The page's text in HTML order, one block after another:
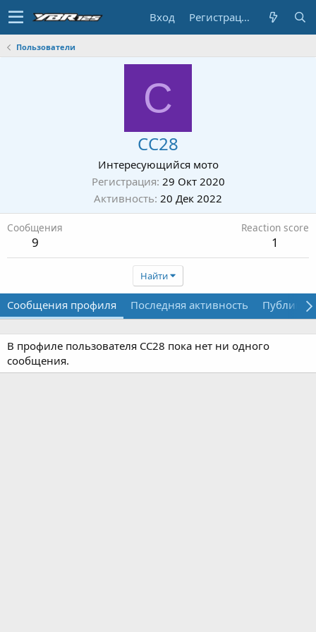
Вход Регистрация
Пользователи
C
CC28
Интересующийся мото
Регистрация 29 Окт 2020
Активность 20 Дек 2022
Сообщения
9
Reaction score
1
Найти
Сообщения профиля Последняя активность
В профиле пользователя CC28 пока нет ни одного
сообщения.